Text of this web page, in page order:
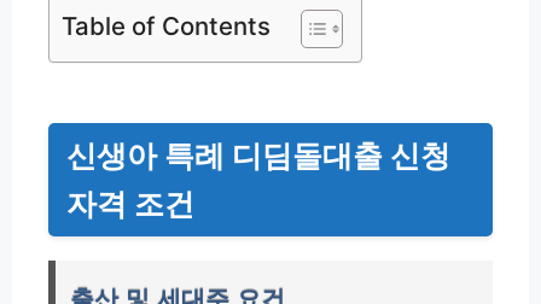
Table of Contents
신생아 특례 디딤돌대출 신청
자격 조건